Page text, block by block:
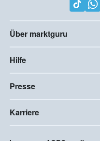
Über marktguru
Hilfe
Presse
Karriere